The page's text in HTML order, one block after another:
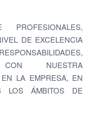
PROFESIONALES,
DE EXCELENCIA
CON NUESTRA
LA EMPRESA, EN
LOS ÁMBITOS DE